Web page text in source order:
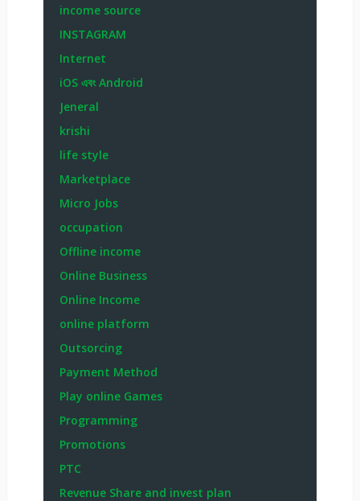
income source
INSTAGRAM
Internet
iOS এবং Android
Jeneral
krishi
life style
Marketplace
Micro Jobs
occupation
Offline income
Online Business
Online Income
online platform
Outsorcing
Payment Method
Play online Games
Programming
Promotions
PTC
Revenue Share and invest plan